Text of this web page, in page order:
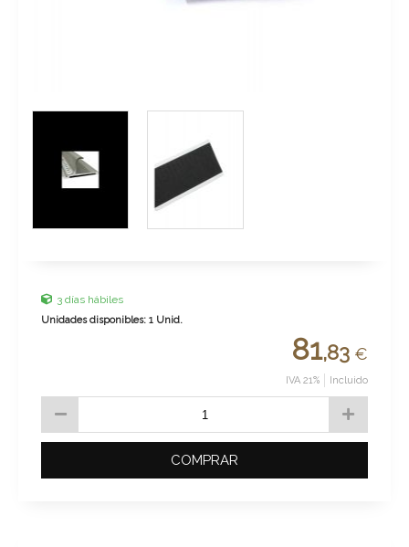
3 días hábiles
Unidades disponibles: 1 Unid.
81,83 €
IVA 21% Incluido
COMPRAR